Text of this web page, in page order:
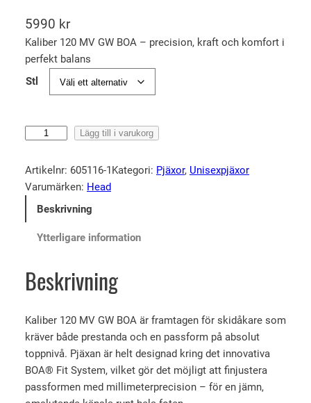
5990 kr
Kaliber 120 MV GW BOA – precision, kraft och komfort i
perfekt balans
Stl
a
d
e
1
2
0
M
V
G
Lägg till i varukorg
Artikelnr: 605116-1Kategori: Pjäxor, Unisexpjäxor
Varumärken: Head
Beskrivning
Ytterligare information
Beskrivning
Kaliber 120 MV GW BOA är framtagen för skidåkare som
kräver både prestanda och en passform på absolut
toppnivå. Pjäxan är helt designad kring det innovativa
BOA® Fit System, vilket gör det möjligt att finjustera
passformen med millimeterprecision – för en jämn,